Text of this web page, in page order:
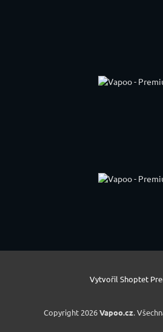
Vytvořil Shoptet
Copyright 2026Vapoo.cz.